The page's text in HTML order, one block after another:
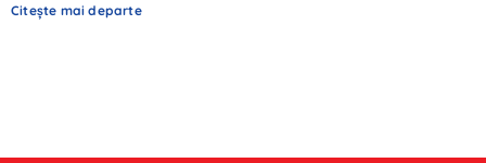
Citește mai departe